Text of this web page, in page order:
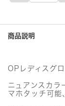
イ
OP
ス
ノ
ロ
ブ
LADY'S
商品説明
OPレディスグ
ニュアンスカラ
マホタッチ可能